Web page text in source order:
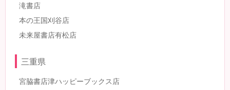
滝書店
本の王国刈谷店
未来屋書店有松店
三重県
宮脇書店津ハッピーブックス店